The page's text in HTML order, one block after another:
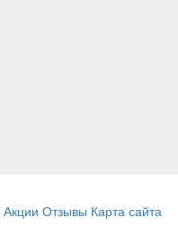
Акции Отзывы Карта сайта